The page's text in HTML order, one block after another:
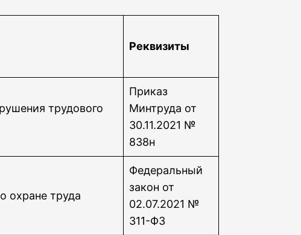
Реквизиты
трудового
Приказ
Минтруда от
30.11.2021 №
838н
охране труда
Федеральный
закон от
02.07.2021 №
311-ФЗ